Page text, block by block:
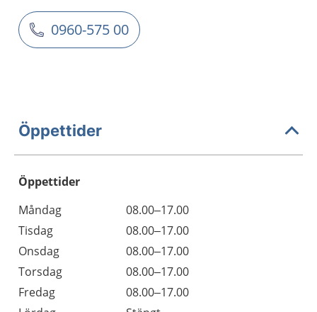
0960-575 00
Öppettider
Öppettider
Dag
Öppettider
Kommentarer
Måndag
08.00–17.00
Tisdag
08.00–17.00
Onsdag
08.00–17.00
Torsdag
08.00–17.00
Fredag
08.00–17.00